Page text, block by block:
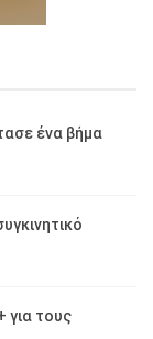
ένα βήμα
για τους